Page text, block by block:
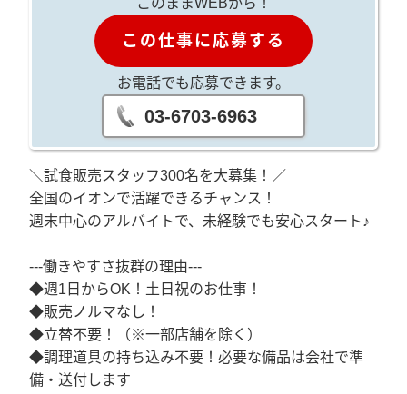
このままWEBから！
この仕事に応募する
お電話でも応募できます。
03-6703-6963
＼試食販売スタッフ300名を大募集！／
全国のイオンで活躍できるチャンス！
週末中心のアルバイトで、未経験でも安心スタート♪
---働きやすさ抜群の理由---
◆週1日からOK！土日祝のお仕事！
◆販売ノルマなし！
◆立替不要！（※一部店舗を除く）
◆調理道具の持ち込み不要！必要な備品は会社で準
備・送付します